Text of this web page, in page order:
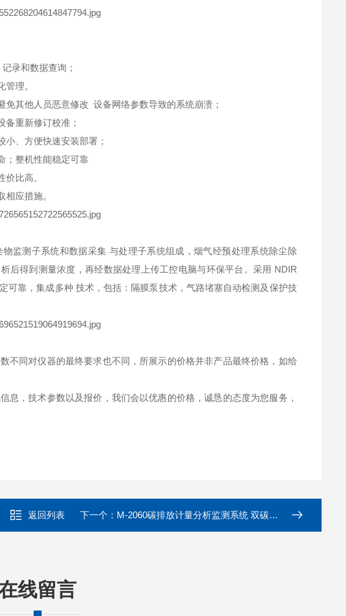
录和数据查询；
理。
其他人员恶意修改 设备网络参数导致的系统崩溃；
备重新修订校准；
小、方便快速安装部署；
；整机性能稳定可靠
价比高。
应措施。
监测子系统和数据采集 与处理子系统组成，烟气经预处理系统除尘除
后得到测量浓度，再经数据处理上传工控电脑与环保平台。采用 NDIR
可靠，集成多种 技术，包括：隔膜泵技术，气路堵塞自动检测及保护技
不同对仪器的最终要求也不同，所展示的价格并非产品最终价格，如给
息，技术参数以及报价，我们会以优惠的价格，诚恳的态度为您服务，
返回列表 下一个： M-2060碳排放计量分析监测系统 双碳报告检测设备
线留言